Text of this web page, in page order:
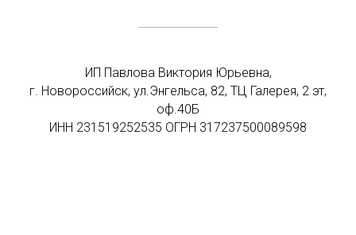
ИП Павлова Виктория Юрьевна,
г. Новороссийск, ул.Энгельса, 82, ТЦ Галерея, 2 эт,
оф.40Б
ИНН 231519252535 ОГРН 317237500089598